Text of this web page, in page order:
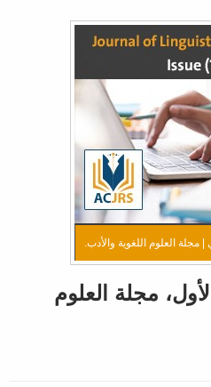
مجلة العلوم اللغوية والأدب.
مجلة العلوم